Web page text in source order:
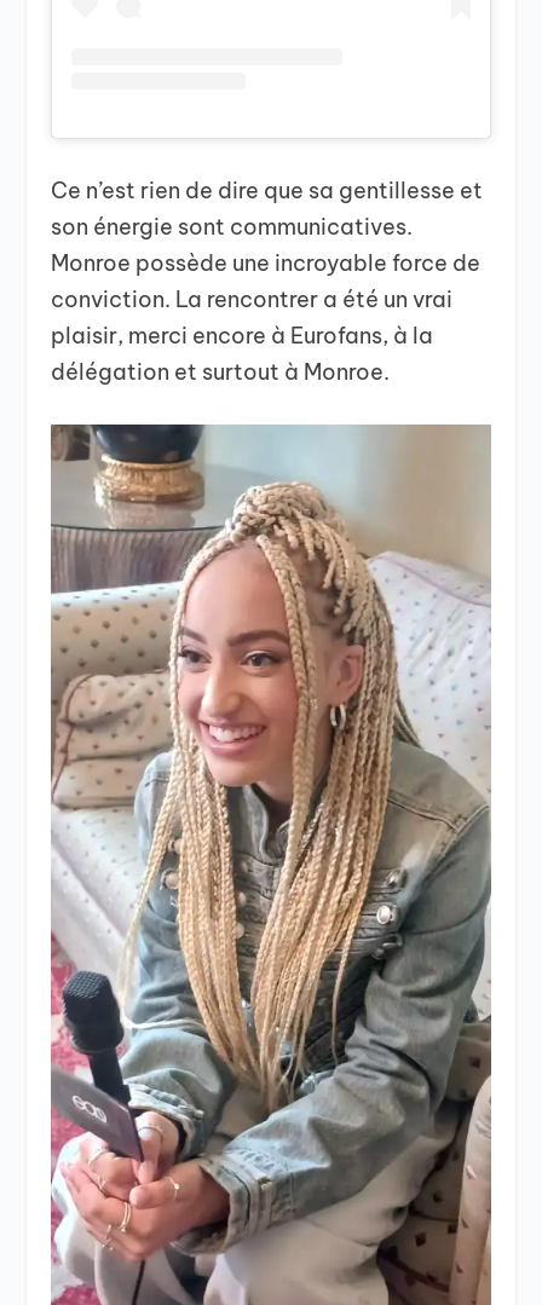
Ce n’est rien de dire que sa gentillesse et
son énergie sont communicatives.
Monroe possède une incroyable force de
conviction. La rencontrer a été un vrai
plaisir, merci encore à Eurofans, à la
délégation et surtout à Monroe.